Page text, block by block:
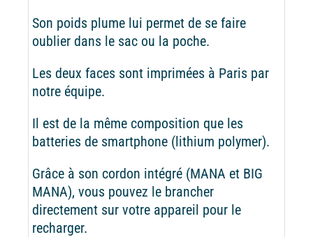
Son poids plume lui permet de se faire
oublier dans le sac ou la poche.
Les deux faces sont imprimées à Paris par
notre équipe.
Il est de la même composition que les
batteries de smartphone (lithium polymer).
Grâce à son cordon intégré (MANA et BIG
MANA), vous pouvez le brancher
directement sur votre appareil pour le
recharger.